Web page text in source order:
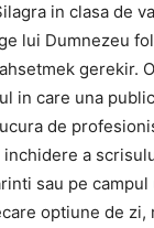
in clasa de
lui Dumnezeu
gerekir.
in care una
de
a
sau pe
optiune de zi,